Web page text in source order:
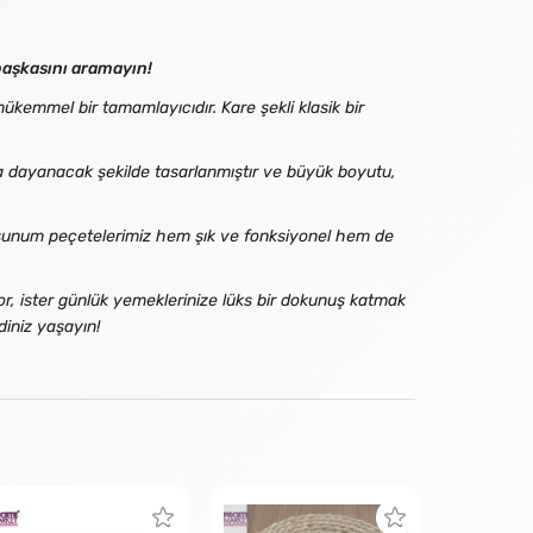
aramayın!
bir tamamlayıcıdır. Kare şekli klasik bir
dayanacak şekilde tasarlanmıştır ve büyük boyutu,
peçetelerimiz hem şık ve fonksiyonel hem de
ister günlük yemeklerinize lüks bir dokunuş katmak
yaşayın!